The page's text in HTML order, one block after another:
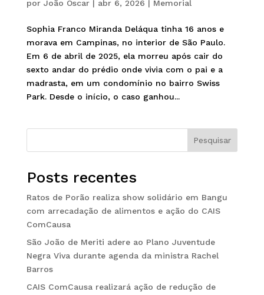
por João Oscar| abr 6, 2026 | Memorial
Sophia Franco Miranda Deláqua tinha 16 anos e
morava em Campinas, no interior de São Paulo.
Em 6 de abril de 2025, ela morreu após cair do
sexto andar do prédio onde vivia com o pai e a
madrasta, em um condomínio no bairro Swiss
Park. Desde o início, o caso ganhou...
Pesquisar
Posts recentes
Ratos de Porão realiza show solidário em Bangu
com arrecadação de alimentos e ação do CAIS
ComCausa
São João de Meriti adere ao Plano Juventude
Negra Viva durante agenda da ministra Rachel
Barros
CAIS ComCausa realizará ação de redução de